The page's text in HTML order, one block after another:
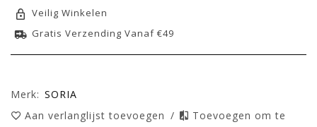
Veilig Winkelen
Gratis Verzending Vanaf €49
Merk: SORIA
Aan verlanglijst toevoegen /
Toevoegen om te